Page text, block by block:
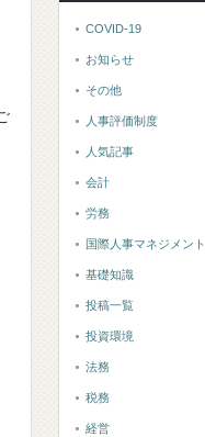
COVID-19
お知らせ
その他
人事評価制度
人気記事
会計
労務
国際人事マネジメント
基礎知識
投稿一覧
投資環境
法務
税務
経営